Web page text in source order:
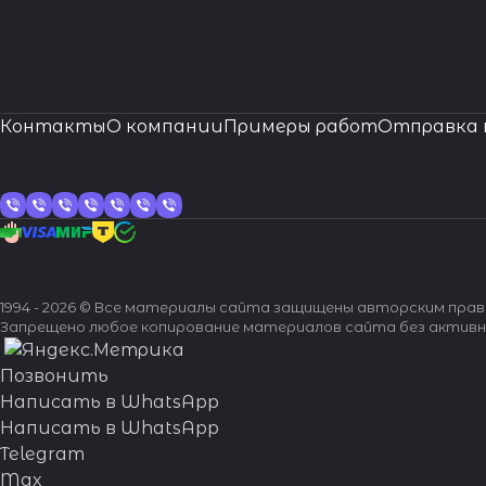
КонтактыО компании Примеры работОтправка
1994 - 2026 © Все материалы сайта защищены авторским
Запрещено любое копирование материалов сайта без
Позвонить
Написать в WhatsApp
Написать в WhatsApp
Telegram
Max